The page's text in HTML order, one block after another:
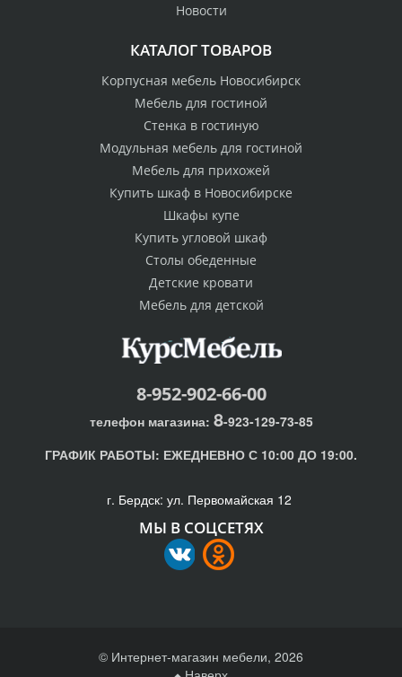
Новости
КАТАЛОГ ТОВАРОВ
Корпусная мебель Новосибирск
Мебель для гостиной
Стенка в гостиную
Модульная мебель для гостиной
Мебель для прихожей
Купить шкаф в Новосибирске
Шкафы купе
Купить угловой шкаф
Столы обеденные
Детские кровати
Мебель для детской
8-952-902-66-00
телефон магазина: 8-923-129-73-85
ГРАФИК РАБОТЫ: ЕЖЕДНЕВНО С 10:00 ДО 19:00.
г. Бердск: ул. Первомайская 12
МЫ В СОЦСЕТЯХ
© Интернет-магазин мебели, 2026